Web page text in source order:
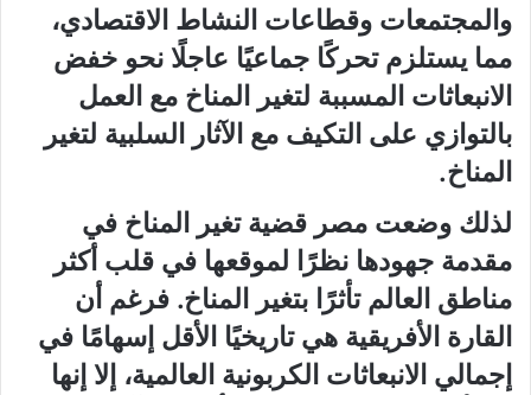
والمجتمعات وقطاعات النشاط الاقتصادي،
مما يستلزم تحركًا جماعيًا عاجلًا نحو خفض
الانبعاثات المسببة لتغير المناخ مع العمل
بالتوازي على التكيف مع الآثار السلبية لتغير
المناخ.
لذلك وضعت مصر قضية تغير المناخ في
مقدمة جهودها نظرًا لموقعها في قلب أكثر
مناطق العالم تأثرًا بتغير المناخ. فرغم أن
القارة الأفريقية هي تاريخيًا الأقل إسهامًا في
إجمالي الانبعاثات الكربونية العالمية، إلا إنها